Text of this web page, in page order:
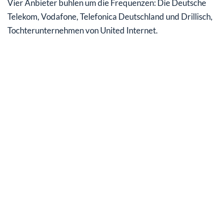
Vier Anbieter buhlen um die Frequenzen: Die Deutsche
Telekom, Vodafone, Telefonica Deutschland und Drillisch,
Tochterunternehmen von United Internet.